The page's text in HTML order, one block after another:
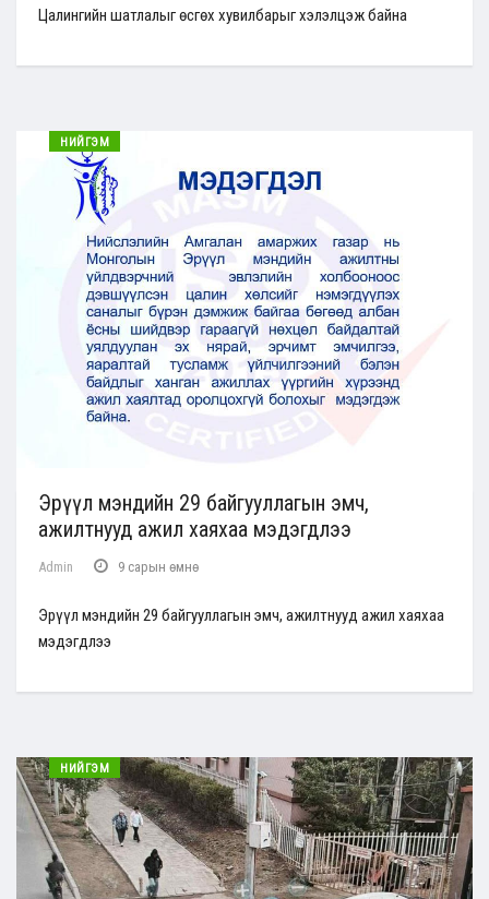
Цалингийн шатлалыг өсгөх хувилбарыг хэлэлцэж байна
НИЙГЭМ
Эрүүл мэндийн 29 байгууллагын эмч,
ажилтнууд ажил хаяхаа мэдэгдлээ
Admin 9 сарын өмнө
Эрүүл мэндийн 29 байгууллагын эмч, ажилтнууд ажил хаяхаа
мэдэгдлээ
НИЙГЭМ